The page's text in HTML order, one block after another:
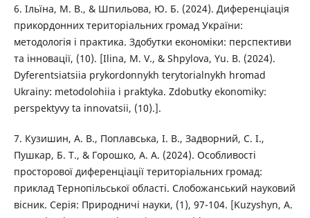
6. Ільїна, М. В., & Шпильова, Ю. Б. (2024). Диференціація
прикордонних територіальних громад України:
методологія і практика. Здобутки економіки: перспективи
та інновації, (10). [Ilina, M. V., & Shpylova, Yu. B. (2024).
Dyferentsiatsiia prykordonnykh terytorialnykh hromad
Ukrainy: metodolohiia i praktyka. Zdobutky ekonomiky:
perspektyvy ta innovatsii, (10).].
7. Кузишин, А. В., Поплавська, І. В., Задворний, С. І.,
Пушкар, Б. Т., & Горошко, А. А. (2024). Особливості
просторової диференціації територіальних громад:
приклад Тернопільської області. Слобожанський науковий
вісник. Серія: Природничі науки, (1), 97-104. [Kuzyshyn, A.